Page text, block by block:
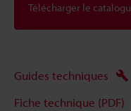
Télécharger le
Guides techniques
Fiche technique (PDF)